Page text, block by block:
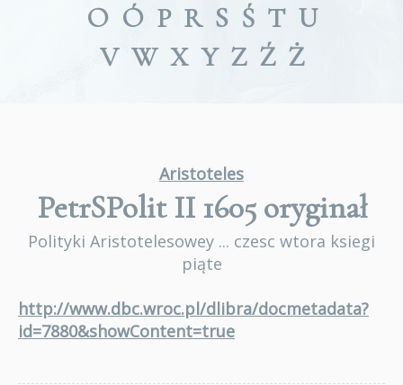
O Ó P R S Ś T U
V W X Y Z Ź Ż
Aristoteles
PetrSPolit II 1605oryginał
Polityki Aristotelesowey ... czesc wtora ksiegi
piąte
http://www.dbc.wroc.pl/dlibra/docmetadata?
id=7880&showContent=true